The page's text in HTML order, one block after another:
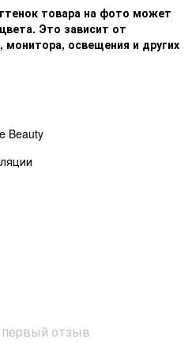
товара на фото может
Это зависит от
монитора, освещения и других
Beauty
отзыв